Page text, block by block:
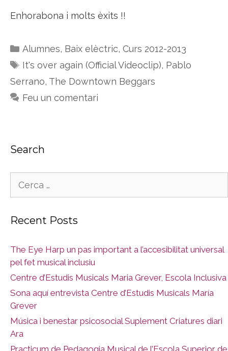
Enhorabona i molts èxits !!
Categories
Alumnes, Baix elèctric, Curs 2012-2013
Etiquetes
It's over again (Official Videoclip), Pablo
Serrano, The Downtown Beggars
Feu un comentari
Search
Recent Posts
The Eye Harp un pas important a l’accesibilitat universal
pel fet musical inclusiu
Centre d’Estudis Musicals Maria Grever, Escola Inclusiva
Sona aquí entrevista Centre d’Estudis Musicals María
Grever
Música i benestar psicosocial Suplement Criatures diari
Ara